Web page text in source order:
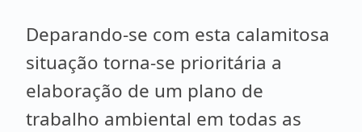
Deparando-se com esta calamitosa
situação torna-se prioritária a
elaboração de um plano de
trabalho ambiental em todas as